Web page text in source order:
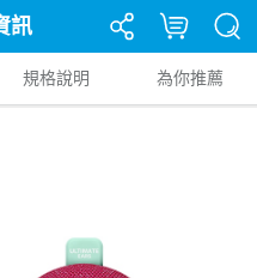
訊
規格說明 為你推薦